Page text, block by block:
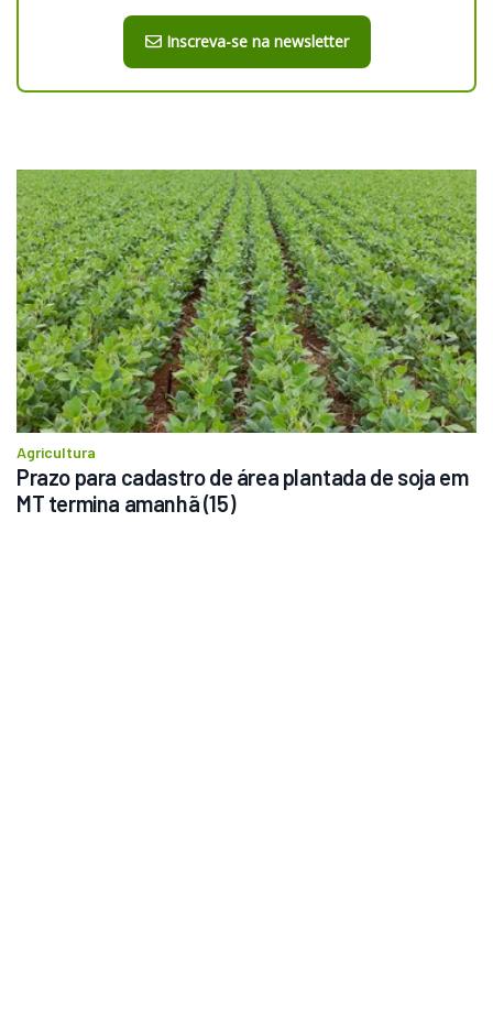
Inscreva-se na newsletter
Agricultura
Prazo para cadastro de área plantada de soja em
MT termina amanhã (15)